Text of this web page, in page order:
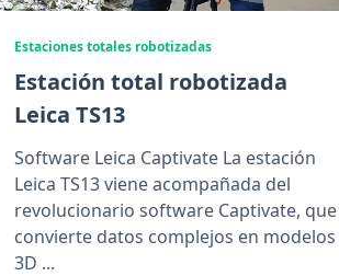
Estaciones totales robotizadas
Estación total robotizada
Leica TS13
Software Leica Captivate La estación
Leica TS13 viene acompañada del
revolucionario software Captivate, que
convierte datos complejos en modelos
3D ...